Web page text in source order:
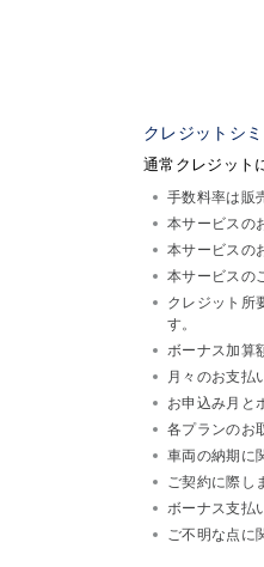
クレジットシ
通常クレジット
手数料率は販
本サービスの
本サービスの
本サービスの
クレジット所
す。
ボーナス加算
月々のお支払
お申込み月と
各プランのお
車両の納期に
ご契約に際し
ボーナス支払
ご不明な点に